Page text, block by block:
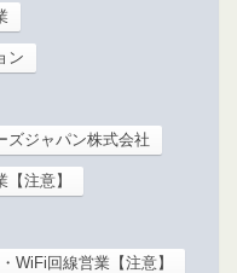
ン
ズジャパン株式会社
注意】
WiFi回線営業【注意】